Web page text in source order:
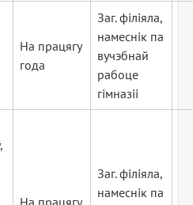
На працягу
года
Заг. філіяла,
намеснік па
вучэбнай
рабоце
гімназіі
Заг. філіяла,
намеснік па